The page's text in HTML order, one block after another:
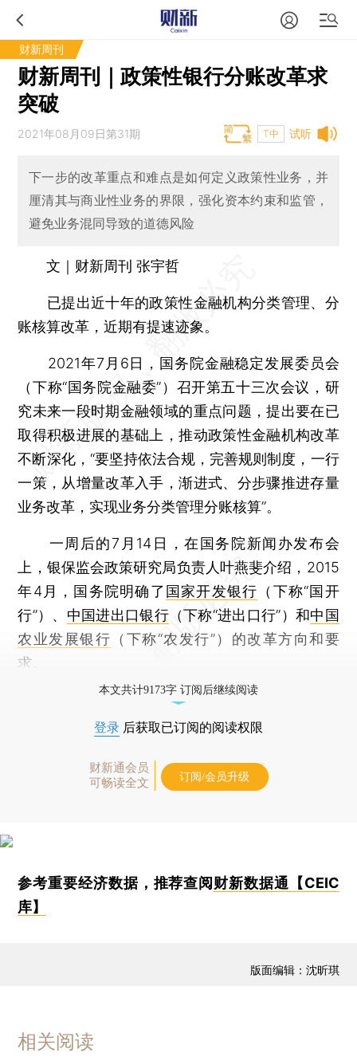
财新周刊
财新周刊｜政策性银行分账改革求
突破
试听
2021年08月09日第31期 T中
下一步的改革重点和难点是如何定义政策性业务，并
厘清其与商业性业务的界限，强化资本约束和监管，
避免业务混同导致的道德风险
文｜财新周刊 张宇哲
已提出近十年的政策性金融机构分类管理、分
账核算改革，近期有提速迹象。
2021年7月6日，国务院金融稳定发展委员会
（下称“国务院金融委”）召开第五十三次会议，研
究未来一段时期金融领域的重点问题，提出要在已
取得积极进展的基础上，推动政策性金融机构改革
不断深化，“要坚持依法合规，完善规则制度，一行
一策，从增量改革入手，渐进式、分步骤推进存量
业务改革，实现业务分类管理分账核算”。
一周后的7月14日，在国务院新闻办发布会
上，银保监会政策研究局负责人叶燕斐介绍，2015
年4月，国务院明确了 国家开发银行 （下称“国开
行”）、 中国进出口银行（下称“进出口行”）和中国
农业发展银行 （下称“农发行”）的改革方向和要
求。
本文共计9173字 订阅后继续阅读
登录 后获取已订阅的阅读权限
财新通会员
可畅读全文
订阅/会员升级
参考重要经济数据，推荐查阅 财新数据通【CEIC
库】
版面编辑：沈昕琪
相关阅读